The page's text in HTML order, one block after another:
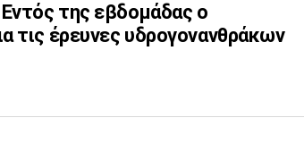
της εβδομάδας ο
τις έρευνες υδρογονανθράκων